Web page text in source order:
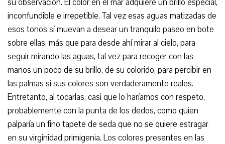
inconfundible e irrepetible. Tal vez esas aguas matizadas de
esos tonos sí muevan a desear un tranquilo paseo en bote
sobre ellas, más que para desde ahí mirar al cielo, para
seguir mirando las aguas, tal vez para recoger con las
manos un poco de su brillo, de su colorido, para percibir en
las palmas si sus colores son verdaderamente reales.
Entretanto, al tocarlas, casi que lo haríamos con respeto,
probablemente con la punta de los dedos, como quien
palparía un fino tapete de seda que no se quiere estragar
en su virginidad primigenia. Los colores presentes en las